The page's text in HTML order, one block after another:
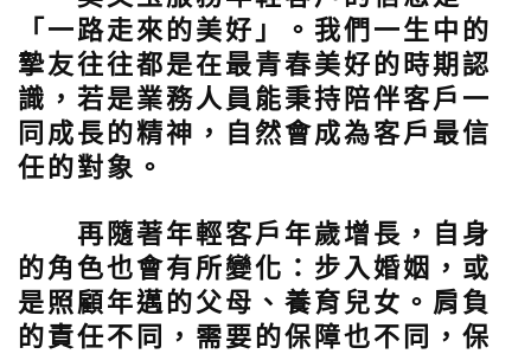
「一路走來的美好」。我們一生中的
摯友往往都是在最青春美好的時期認
識，若是業務人員能秉持陪伴客戶一
同成長的精神，自然會成為客戶最信
任的對象。
再隨著年輕客戶年歲增長，自身
的角色也會有所變化：步入婚姻，或
是照顧年邁的父母、養育兒女。肩負
的責任不同，需要的保障也不同，保